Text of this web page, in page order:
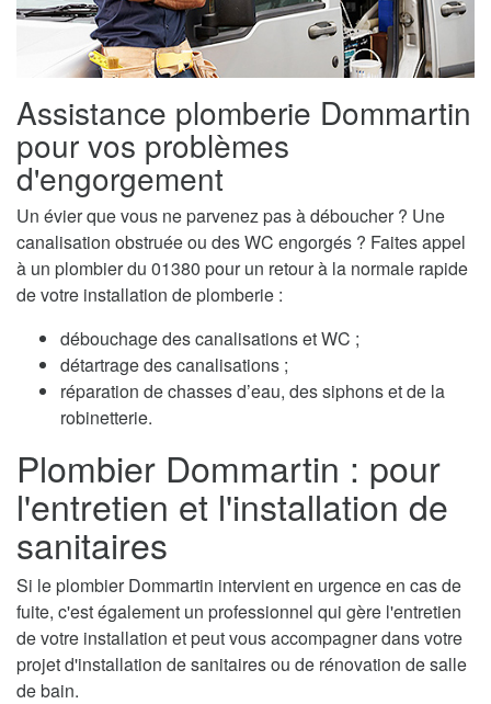
Assistance plomberie Dommartin
pour vos problèmes
d'engorgement
Un évier que vous ne parvenez pas à déboucher ? Une
canalisation obstruée ou des WC engorgés ? Faites appel
à un plombier du 01380 pour un retour à la normale rapide
de votre installation de plomberie :
débouchage des canalisations et WC ;
détartrage des canalisations ;
réparation de chasses d’eau, des siphons et de la
robinetterie.
Plombier Dommartin : pour
l'entretien et l'installation de
sanitaires
Si le plombier Dommartin intervient en urgence en cas de
fuite, c'est également un professionnel qui gère l'entretien
de votre installation et peut vous accompagner dans votre
projet d'installation de sanitaires ou de rénovation de salle
de bain.